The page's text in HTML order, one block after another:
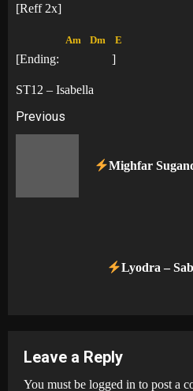
[Reff 2x]
[Ending:
Am Dm E
]
ST12 – Isabella
Post
navigation
Previous
Mighfar
Lyodra –
Leave a Reply
You must be logged in to post a